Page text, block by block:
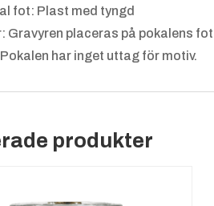
fot: Plast med tyngd
Gravyren placeras på pokalens fot
har inget uttag för motiv.
produkter